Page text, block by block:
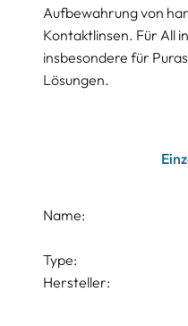
Aufbewahrung von
Kontaktlinsen. Für All
insbesondere für
Lösungen.
Name:
Type:
Hersteller: